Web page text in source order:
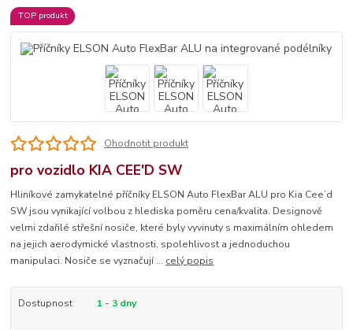
TOP produkt
Ohodnotit produkt
pro vozidlo KIA CEE'D SW
Hliníkové zamykatelné příčníky ELSON Auto FlexBar ALU pro Kia Cee’d
SW jsou vynikající volbou z hlediska poměru cena/kvalita. Designově
velmi zdařilé střešní nosiče, které byly vyvinuty s maximálním ohledem
na jejich aerodymické vlastnosti, spolehlivost a jednoduchou
manipulaci. Nosiče se vyznačují ... celý popis
Dostupnost 1 - 3 dny